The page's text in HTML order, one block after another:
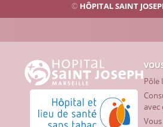
© HÔPITAL SAINT
Hôpital Saint Joseph
Hôpital et lieu de
Pôle
avec